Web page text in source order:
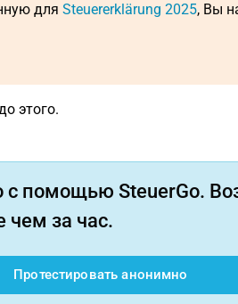
для Steuererklärung 2025, Вы
этого.
помощью SteuerGo.
чем за час.
Протестировать анонимно